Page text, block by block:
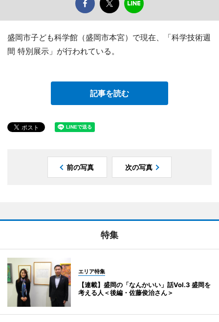
盛岡市子ども科学館（盛岡市本宮）で現在、「科学技術週
間 特別展示」が行われている。
記事を読む
前の写真 次の写真
特集
エリア特集
【連載】盛岡の「なんかいい」話Vol.3 盛岡を
考える人＜後編・佐藤俊治さん＞